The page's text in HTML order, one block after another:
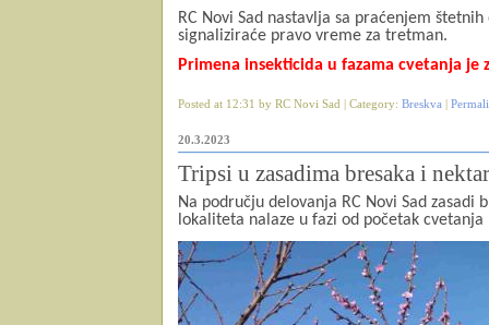
RC Novi Sad nastavlja sa praćenjem
signaliziraće pravo vreme za tretman.
Primena insekticida u fazama cvetanja je
Posted at 12:31 by RC Novi Sad | Category: Breskva
20.3.2023
Tripsi u zasadima bresaka i
Na području delovanja RC Novi Sad
lokaliteta nalaze u fazi od početak